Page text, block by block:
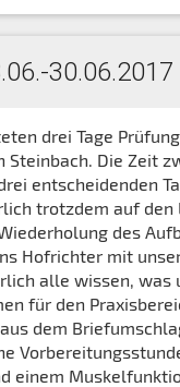
30.06.2017
drei Tage
Steinbach. Die Zeit
entscheidenden
trotzdem auf den
des
Hofrichter mit
alle wissen,
für den
dem
einem